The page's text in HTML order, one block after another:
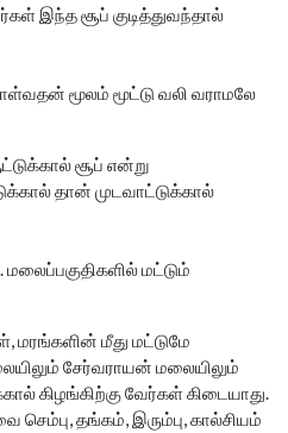
இந்த சூப் குடித்துவந்தால்
மூலம் மூட்டு வலி வராமலே
சூப் என்று
தான் முடவாட்டுக்கால்
மட்டும்
மரங்களின் மீது மட்டுமே
சேர்வராயன் மலையிலும்
கிழங்கிற்கு வேர்கள் கிடையாது.
தங்கம், இரும்பு, கால்சியம்